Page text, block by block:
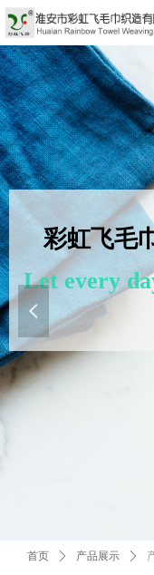
彩虹飞毛
Let every
GOOD
好
넳
首页 ꄲ 产品展示 ꄲ